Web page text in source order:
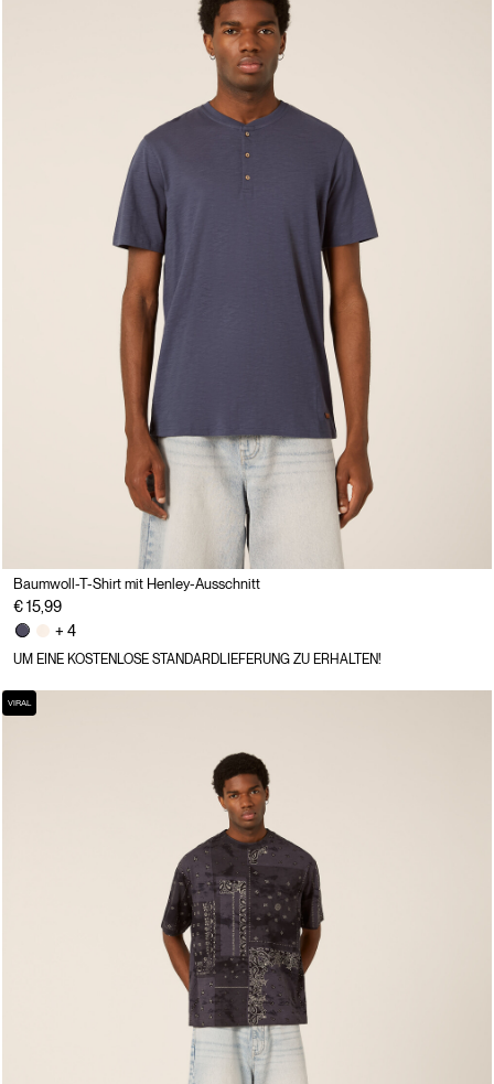
Baumwoll-T-Shirt mit Henley-Ausschnitt
€ 15,99
+ 4
UM EINE KOSTENLOSE STANDARDLIEFERUNG ZU ERHALTEN!
VIRAL